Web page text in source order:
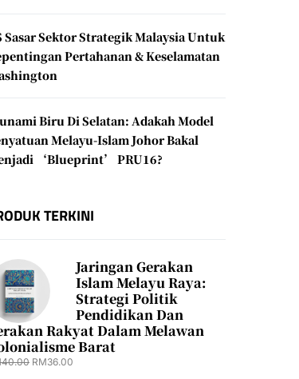
Sasar Sektor Strategik Malaysia Untuk
Pertahanan & Keselamatan
Biru Di Selatan: Adakah Model
Melayu-Islam Johor Bakal
‘Blueprint’ PRU16?
TERKINI
Jaringan Gerakan
Islam Melayu Raya:
Strategi Politik
Pendidikan Dan
Rakyat Dalam Melawan
Barat
40.00 RM36.00